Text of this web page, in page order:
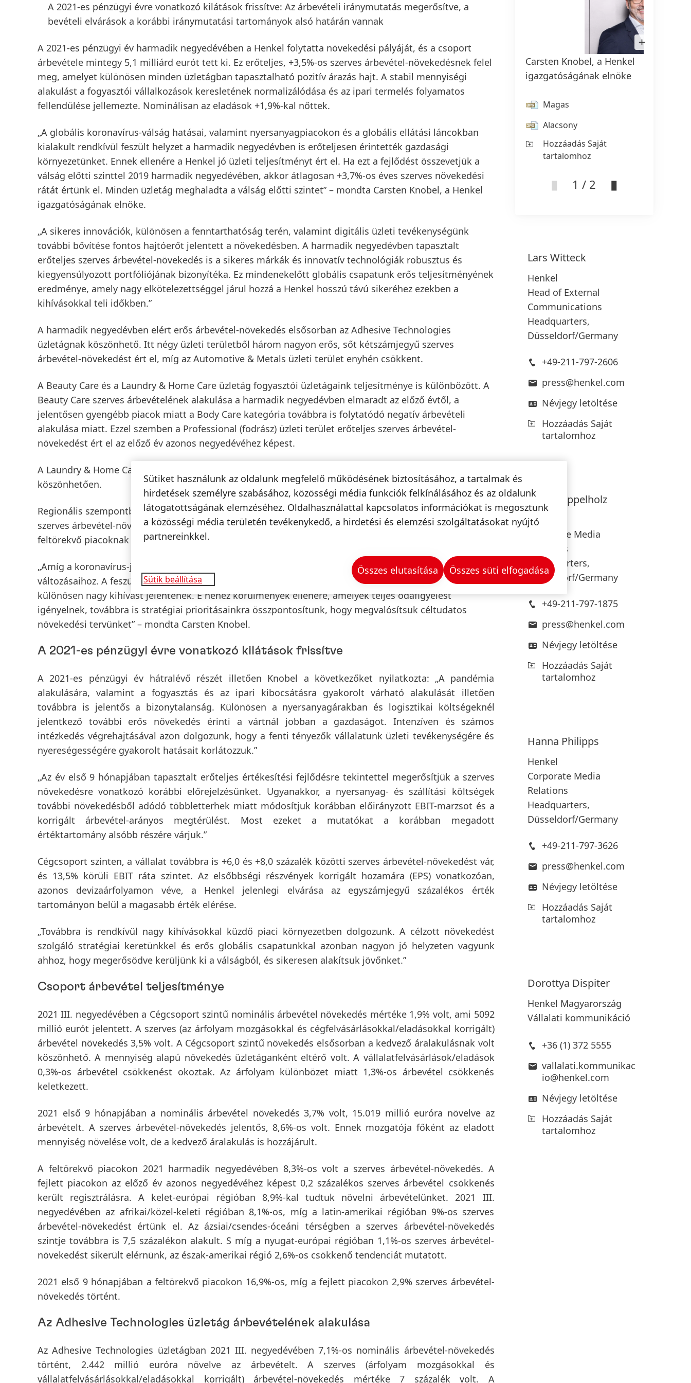
A 2021-es pénzügyi évre vonatkozó kilátások frissítve: Az árbevételi iránymutatás megerősítve, a
bevételi elvárások a korábbi iránymutatási tartományok alsó határán vannak
A 2021-es pénzügyi év harmadik negyedévében a Henkel folytatta növekedési pályáját, és a csoport
árbevétele mintegy 5,1 milliárd eurót tett ki. Ez erőteljes, +3,5%-os szerves árbevétel-növekedésnek felel
meg, amelyet különösen minden üzletágban tapasztalható pozitív árazás hajt. A stabil mennyiségi
alakulást a fogyasztói vállalkozások keresletének normalizálódása és az ipari termelés folyamatos
fellendülése jellemezte. Nominálisan az eladások +1,9%-kal nőttek.
„A globális koronavírus-válság hatásai, valamint nyersanyagpiacokon és a globális ellátási láncokban
kialakult rendkívül feszült helyzet a harmadik negyedévben is erőteljesen érintették gazdasági
környezetünket. Ennek ellenére a Henkel jó üzleti teljesítményt ért el. Ha ezt a fejlődést összevetjük a
válság előtti szinttel 2019 harmadik negyedévében, akkor átlagosan +3,7%-os éves szerves növekedési
rátát értünk el. Minden üzletág meghaladta a válság előtti szintet” – mondta Carsten Knobel, a Henkel
igazgatóságának elnöke.
„A sikeres innovációk, különösen a fenntarthatóság terén, valamint digitális üzleti tevékenységünk
további bővítése fontos hajtóerőt jelentett a növekedésben. A harmadik negyedévben tapasztalt
erőteljes szerves árbevétel-növekedés is a sikeres márkák és innovatív technológiák robusztus és
kiegyensúlyozott portfóliójának bizonyítéka. Ez mindenekelőtt globális csapatunk erős teljesítményének
eredménye, amely nagy elkötelezettséggel járul hozzá a Henkel hosszú távú sikeréhez ezekben a
kihívásokkal teli időkben.”
A harmadik negyedévben elért erős árbevétel-növekedés elsősorban az Adhesive Technologies
üzletágnak köszönhető. Itt négy üzleti területből három nagyon erős, sőt kétszámjegyű szerves
árbevétel-növekedést ért el, míg az Automotive & Metals üzleti terület enyhén csökkent.
A Beauty Care és a Laundry & Home Care üzletág fogyasztói üzletágaink teljesítménye is különbözött. A
Beauty Care szerves árbevételének alakulása a harmadik negyedévben elmaradt az előző évtől, a
jelentősen gyengébb piacok miatt a Body Care kategória továbbra is folytatódó negatív árbevételi
alakulása miatt. Ezzel szemben a Professional (fodrász) üzleti terület erőteljes szerves árbevétel-
növekedést ért el az előző év azonos negyedévéhez képest.
A Laundry & Home Care
köszönhetően.
Regionális szempontból a harmadik negyedévben – Észak-Amerika kivételével – minden régióban
szerves árbevétel-növekedést értünk el. A Csoport erőteljes árbevételi teljesítménye elsősorban a
feltörekvő piacoknak köszönhető. Itt minden régió magas egyszámjegyű szerves növekedést ért el.
„Amíg a koronavírus-járvány tart, folyamatosan gyorsan és rugalmasan kell alkalmazkodnunk a piacaink
változásaihoz. A feszült ellátási láncok, valamint a növekvő nyersanyag- és szállítási költségek
különösen nagy kihívást jelentenek. E nehéz körülmények ellenére, amelyek teljes odafigyelést
igényelnek, továbbra is stratégiai prioritásainkra összpontosítunk, hogy megvalósítsuk céltudatos
növekedési tervünket” – mondta Carsten Knobel.
A 2021-es pénzügyi évre vonatkozó kilátások frissítve
A 2021-es pénzügyi év hátralévő részét illetően Knobel a következőket nyilatkozta: „A pandémia
alakulására, valamint a fogyasztás és az ipari kibocsátásra gyakorolt várható alakulását illetően
továbbra is jelentős a bizonytalanság. Különösen a nyersanyagárakban és logisztikai költségeknél
jelentkező további erős növekedés érinti a vártnál jobban a gazdaságot. Intenzíven és számos
intézkedés végrehajtásával azon dolgozunk, hogy a fenti tényezők vállalatunk üzleti tevékenységére és
nyereségességére gyakorolt hatásait korlátozzuk.”
„Az év első 9 hónapjában tapasztalt erőteljes értékesítési fejlődésre tekintettel megerősítjük a szerves
növekedésre vonatkozó korábbi előrejelzésünket. Ugyanakkor, a nyersanyag- és szállítási költségek
további növekedésből adódó többletterhek miatt módosítjuk korábban előirányzott EBIT-marzsot és a
korrigált árbevétel-arányos megtérülést. Most ezeket a mutatókat a korábban megadott
értéktartomány alsóbb részére várjuk.”
Cégcsoport szinten, a vállalat továbbra is +6,0 és +8,0 százalék közötti szerves árbevétel-növekedést vár,
és 13,5% körüli EBIT ráta szintet. Az elsőbbségi részvények korrigált hozamára (EPS) vonatkozóan,
azonos devizaárfolyamon véve, a Henkel jelenlegi elvárása az egyszámjegyű százalékos érték
tartományon belül a magasabb érték elérése.
„Továbbra is rendkívül nagy kihívásokkal küzdő piaci környezetben dolgozunk. A célzott növekedést
szolgáló stratégiai keretünkkel és erős globális csapatunkkal azonban nagyon jó helyzeten vagyunk
ahhoz, hogy megerősödve kerüljünk ki a válságból, és sikeresen alakítsuk jövőnket.”
Csoport árbevétel teljesítménye
2021 III. negyedévében a Cégcsoport szintű nominális árbevétel növekedés mértéke 1,9% volt, ami 5092
millió eurót jelentett. A szerves(az árfolyam mozgásokkal és cégfelvásárlásokkal/eladásokkal korrigált)
árbevétel növekedés 3,5% volt. A Cégcsoport szintű növekedés elsősorban a kedvező áralakulásnak volt
köszönhető. A mennyiség alapú növekedés üzletáganként eltérő volt. A vállalatfelvásárlások/eladások
0,3%-os árbevétel csökkenést okoztak. Az árfolyam különbözet miatt 1,3%-os árbevétel csökkenés
keletkezett.
2021 első 9 hónapjában a nominális árbevétel növekedés 3,7% volt, 15.019 millió euróra növelve az
árbevételt. A szerves árbevétel-növekedés jelentős, 8,6%-os volt. Ennek mozgatója főként az eladott
mennyiség növelése volt, de a kedvező áralakulás is hozzájárult.
A feltörekvő piacokon 2021 harmadik negyedévében 8,3%-os volt a szerves árbevétel-növekedés. A
fejlett piacokon az előző év azonos negyedévéhez képest 0,2 százalékos szerves árbevétel csökkenés
került regisztrálásra. A kelet-európai régióban 8,9%-kal tudtuk növelni árbevételünket. 2021 III.
negyedévében az afrikai/közel-keleti régióban 8,1%-os, míg a latin-amerikai régióban 9%-os szerves
árbevétel-növekedést értünk el. Az ázsiai/csendes-óceáni térségben a szerves árbevétel-növekedés
szintje továbbra is 7,5 százalékon alakult. S míg a nyugat-európai régióban 1,1%-os szerves árbevétel-
növekedést sikerült elérnünk, az észak-amerikai régió 2,6%-os csökkenő tendenciát mutatott.
2021 első 9 hónapjában a feltörekvő piacokon 16,9%-os, míg a fejlett piacokon 2,9% szerves árbevétel-
növekedés történt.
Az Adhesive Technologies üzletág árbevételének alakulása
Az Adhesive Technologies üzletágban 2021 III. negyedévében 7,1%-os nominális árbevétel-növekedés
történt, 2.442 millió euróra növelve az árbevételt. A szerves (árfolyam mozgásokkal és
vállalatfelvásárlásokkal/eladásokkal korrigált) árbevétel-növekedés mértéke 7 százalék volt. A
Kép
megnyitása
Lightboxban
Carsten Knobel, a Henkel
igazgatóságának elnöke
Magas
Alacsony
Hozzáadás Saját
tartalomhoz
1 / 2
Lars Witteck
Henkel
Head of External
Communications
Headquarters,
Düsseldorf/Germany
+49-211-797-2606
press@henkel.com
Névjegy letöltése
Hozzáadás Saját
tartalomhoz
Wulf Klüppelholz
Henkel
Corporate Media
Relations
Headquarters,
Düsseldorf/Germany
+49-211-797-1875
press@henkel.com
Névjegy letöltése
Hozzáadás Saját
tartalomhoz
Hanna Philipps
Henkel
Corporate Media
Relations
Headquarters,
Düsseldorf/Germany
+49-211-797-3626
press@henkel.com
Névjegy letöltése
Hozzáadás Saját
tartalomhoz
Dorottya Dispiter
Henkel Magyarország
Vállalati kommunikáció
+36 (1) 372 5555
vallalati.kommunikac
io@henkel.com
Névjegy letöltése
Hozzáadás Saját
tartalomhoz
Sütiket használunk az oldalunk megfelelő működésének biztosításához, a tartalmak és
hirdetések személyre szabásához, közösségi média funkciók felkínálásához és az oldalunk
látogatottságának elemzéséhez. Oldalhasználattal kapcsolatos információkat is megosztunk
a közösségi média területén tevékenykedő, a hirdetési és elemzési szolgáltatásokat nyújtó
partnereinkkel.
Sütik beállítása
Összes elutasítása Összes süti elfogadása